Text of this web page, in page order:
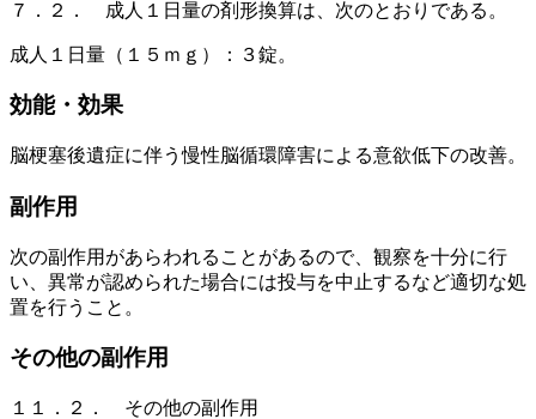
７．２． 成人１日量の剤形換算は、次のとおりである。
成人１日量（１５ｍｇ）：３錠。
効能・効果
脳梗塞後遺症に伴う慢性脳循環障害による意欲低下の改善。
副作用
次の副作用があらわれることがあるので、観察を十分に行
い、異常が認められた場合には投与を中止するなど適切な処
置を行うこと。
その他の副作用
１１．２． その他の副作用